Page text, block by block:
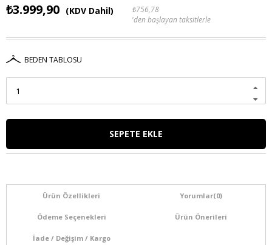
₺3.999,90 (KDV Dahil)
₺756,78
'den başlayan taksitlerle
BEDEN TABLOSU
Ürün Özellikleri Yorumlar(0)
Ödeme Seçenekleri Ürün Önerileri
İade / Değişim / Kargo